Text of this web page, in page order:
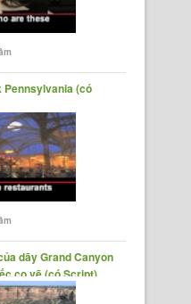
Pennsylvania (có
dãy Grand Canyon
cọ vẽ (có Script)